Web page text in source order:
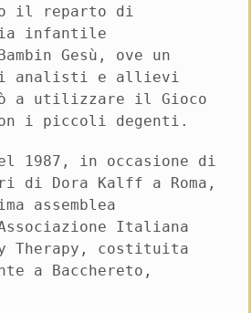
il reparto di
infantile
Gesù, ove un
di analisti e allievi
a utilizzare il Gioco
i piccoli degenti.
1987, in occasione di
di Dora Kalff a Roma,
assemblea
Italiana
Therapy, costituita
a Bacchereto,